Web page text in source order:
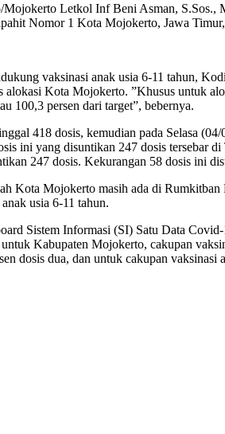
Letkol Inf Beni Asman,
Nomor 1 Kota Mojokerto, Jawa
vaksinasi anak usia 6-11 tahun,
alokasi Kota Mojokerto. ”Khusus untuk
100,3 persen dari target”, bebernya.
418 dosis, kemudian pada Selasa
ini yang disuntikan 247 dosis tersebar
247 dosis. Kekurangan 58 dosis ini
Kota Mojokerto masih ada di
usia 6-11 tahun.
Sistem Informasi (SI) Satu Data
Kabupaten Mojokerto, cakupan
dosis dua, dan untuk cakupan